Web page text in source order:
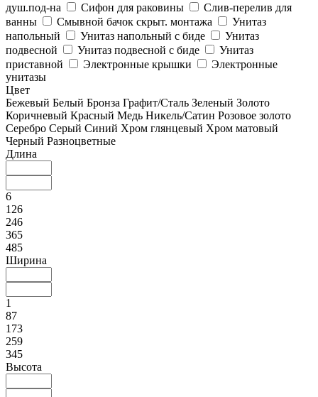
душ.под-на
Сифон для раковины
Слив-перелив для
ванны
Смывной бачок скрыт. монтажа
Унитаз
напольный
Унитаз напольный с биде
Унитаз
подвесной
Унитаз подвесной с биде
Унитаз
приставной
Электронные крышки
Электронные
унитазы
Цвет
Бежевый Белый Бронза Графит/Сталь Зеленый Золото
Коричневый Красный Медь Никель/Сатин Розовое золото
Серебро Серый Синий Хром глянцевый Хром матовый
Черный Разноцветные
Длина
6
126
246
365
485
Ширина
1
87
173
259
345
Высота